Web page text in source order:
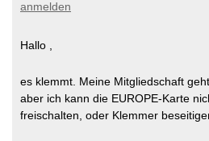
anmelden
Hallo ,
es klemmt. Meine Mitgliedschaft
aber ich kann die EUROPE-Karte
freischalten, oder Klemmer